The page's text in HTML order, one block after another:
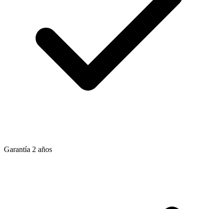
Garantía 2 años